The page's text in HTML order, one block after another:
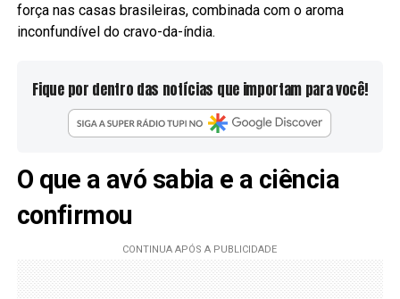
força nas casas brasileiras, combinada com o aroma
inconfundível do cravo-da-índia.
Fique por dentro das notícias que importam para você!
O que a avó sabia e a ciência
confirmou